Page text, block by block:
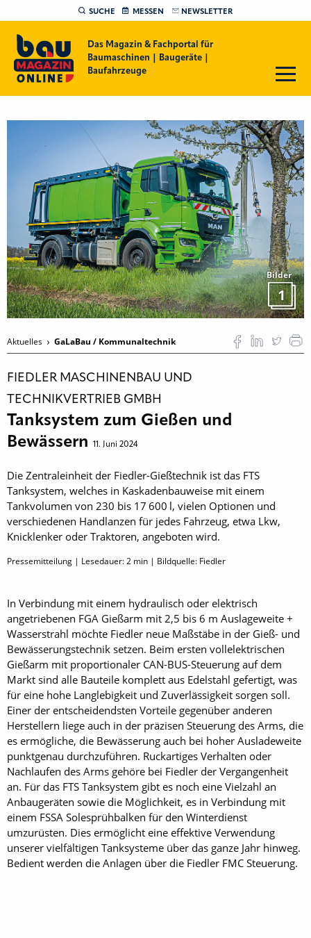
SUCHE MESSEN NEWSLETTER
Das Magazin & Fachportal für
Baumaschinen | Baugeräte |
Baufahrzeuge
Bilder
1
Aktuelles GaLaBau / Kommunaltechnik
FIEDLER MASCHINENBAU UND
TECHNIKVERTRIEB GMBH
Tanksystem zum Gießen und
Bewässern
11. Juni 2024
Die Zentraleinheit der Fiedler-Gießtechnik ist das FTS
Tanksystem, welches in Kaskadenbauweise mit einem
Tankvolumen von 230 bis 17 600 l, vielen Optionen und
verschiedenen Handlanzen für jedes Fahrzeug, etwa Lkw,
Knicklenker oder Traktoren, angeboten wird.
Pressemitteilung | Lesedauer:2 min | Bildquelle: Fiedler
In Verbindung mit einem hydraulisch oder elektrisch
angetriebenen FGA Gießarm mit 2,5 bis 6 m Auslageweite +
Wasserstrahl möchte Fiedler neue Maßstäbe in der Gieß- und
Bewässerungstechnik setzen. Beim ersten vollelektrischen
Gießarm mit proportionaler CAN-BUS-Steuerung auf dem
Markt sind alle Bauteile komplett aus Edelstahl gefertigt, was
für eine hohe Langlebigkeit und Zuverlässigkeit sorgen soll.
Einer der entscheidendsten Vorteile gegenüber anderen
Herstellern liege auch in der präzisen Steuerung des Arms, die
es ermögliche, die Bewässerung auch bei hoher Ausladeweite
punktgenau durchzuführen. Ruckartiges Verhalten oder
Nachlaufen des Arms gehöre bei Fiedler der Vergangenheit
an. Für das FTS Tanksystem gibt es noch eine Vielzahl an
Anbaugeräten sowie die Möglichkeit, es in Verbindung mit
einem FSSA Solesprühbalken für den Winterdienst
umzurüsten. Dies ermöglicht eine effektive Verwendung
unserer vielfältigen Tanksysteme über das ganze Jahr hinweg.
Bedient werden die Anlagen über die Fiedler FMC Steuerung.